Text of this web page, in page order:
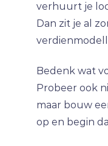
verhuurt je
Dan zit je al
Bedenk wat
Probeer ook
maar bouw
op en begin